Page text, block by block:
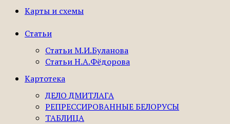
Карты и схемы
Статьи
Статьи М.И.Буланова
Статьи Н.А.Фёдорова
Картотека
ДЕЛО ДМИТЛАГА
РЕПРЕССИРОВАННЫЕ БЕЛОРУСЫ
ТАБЛИЦА